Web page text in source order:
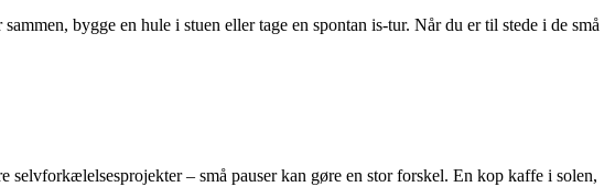
bygge en hule i stuen eller tage en spontan is-tur. Når du er til stede i de små
– små pauser kan gøre en stor forskel. En kop kaffe i solen,